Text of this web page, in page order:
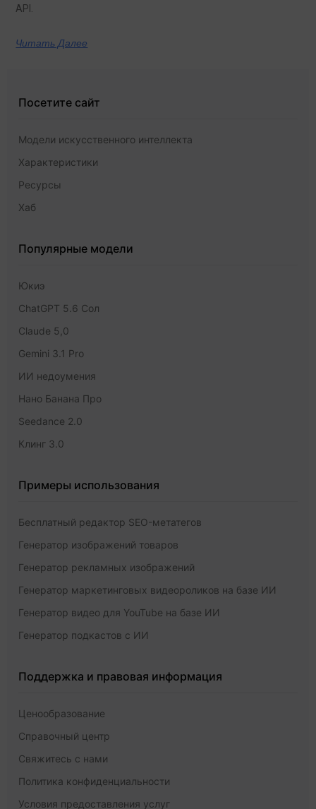
API.
Читать Далее
Посетите сайт
Модели искусственного интеллекта
Характеристики
Ресурсы
Хаб
Популярные модели
Юкиэ
ChatGPT 5.6 Сол
Claude 5,0
Gemini 3.1 Pro
ИИ недоумения
Нано Банана Про
Seedance 2.0
Клинг 3.0
Примеры использования
Бесплатный редактор SEO-метатегов
Генератор изображений товаров
Генератор рекламных изображений
Генератор маркетинговых видеороликов на базе ИИ
Генератор видео для YouTube на базе ИИ
Генератор подкастов с ИИ
Поддержка и правовая информация
Ценообразование
Справочный центр
Свяжитесь с нами
Политика конфиденциальности
Условия предоставления услуг